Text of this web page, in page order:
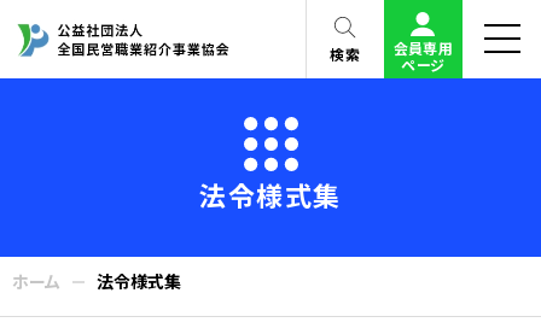
検索
会員専用
ページ
法令様式集
ホーム 法令様式集